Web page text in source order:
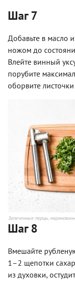
Шаг 7
Добавьте в масло
ножом до
Влейте винный
порубите
оборвите
Запеченные перцы,
Шаг 8
Вмешайте
1–2 щепотки
из духовки,